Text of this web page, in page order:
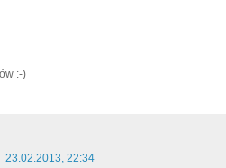
:-)
23.02.2013, 22:34